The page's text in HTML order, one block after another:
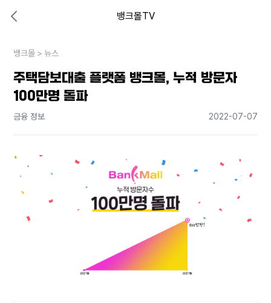
뱅크몰TV
내 상황엔 어떤 방법이 있을까?
뱅크몰 >뉴스
주택담보대출 플랫폼 뱅크몰, 누적 방문자
100만명 돌파
금융 정보 2022-07-07